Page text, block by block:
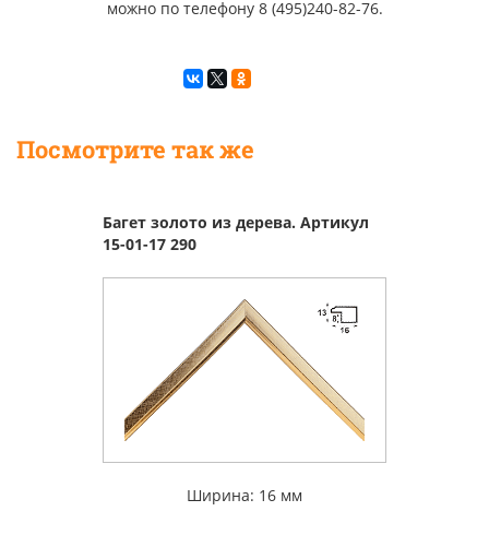
можно по телефону 8 (495)240-82-76.
Посмотрите так же
Багет золото из дерева. Артикул
15-01-17 290
Ширина: 16 мм